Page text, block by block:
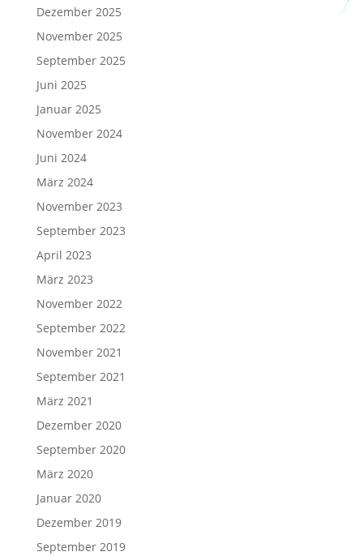
Dezember 2025
November 2025
September 2025
Juni 2025
Januar 2025
November 2024
Juni 2024
März 2024
November 2023
September 2023
April 2023
März 2023
November 2022
September 2022
November 2021
September 2021
März 2021
Dezember 2020
September 2020
März 2020
Januar 2020
Dezember 2019
September 2019